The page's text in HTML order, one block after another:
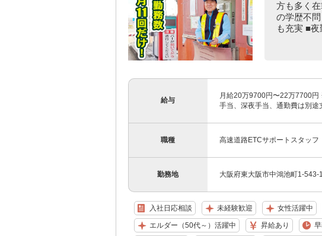
方も多く
の学歴不
も充実 ■
給与
月給20万9700円〜22万7700
手当、深夜手当、通勤費は別
職種 高速道路ETCサポートスタッフ
勤務地 大阪府東大阪市中鴻池町1-
入社日応相談 未経験歓迎 女性活躍中
エルダー（50代～）活躍中 昇給あり